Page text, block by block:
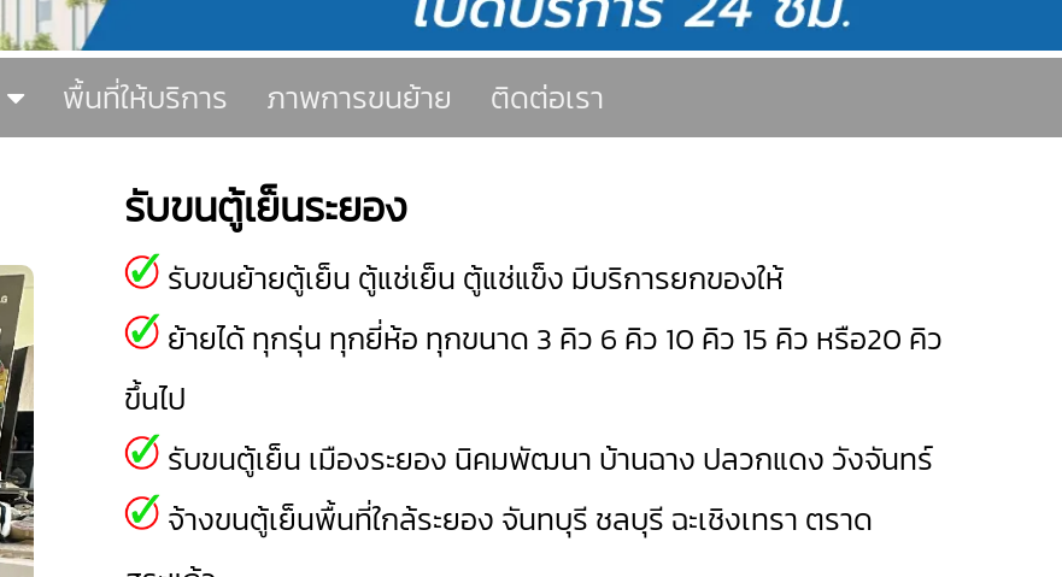
พื้นที่ให้บริการ ภาพการขนย้าย ติดต่อเรา
รับขนตู้เย็นระยอง
รับขนย้ายตู้เย็น ตู้แช่เย็น ตู้แช่แข็ง มีบริการยกของให้
ย้ายได้ ทุกรุ่น ทุกยี่ห้อ ทุกขนาด 3 คิว 6 คิว 10 คิว 15 คิว หรือ20 คิว
ขึ้นไป
รับขนตู้เย็น เมืองระยอง นิคมพัฒนา บ้านฉาง ปลวกแดง วังจันทร์
จ้างขนตู้เย็นพื้นที่ใกล้ระยอง จันทบุรี ชลบุรี ฉะเชิงเทรา ตราด